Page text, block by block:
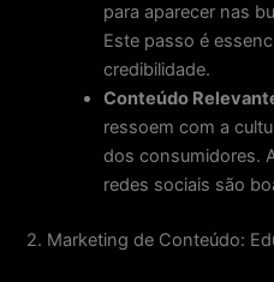
para aparecer nas
Este passo é
credibilidade.
Conteúdo
ressoem com a
dos consumidores.
redes sociais são
2. Marketing de Conteúdo: